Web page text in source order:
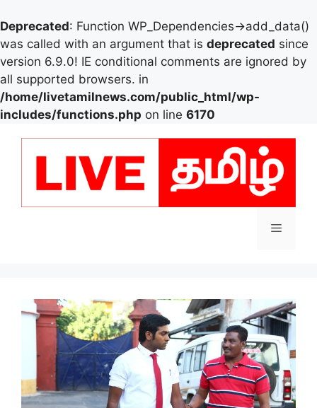
Deprecated: Function WP_Dependencies->add_data()
was called with an argument that is deprecated since
version 6.9.0! IE conditional comments are ignored by
all supported browsers. in
/home/livetamilnews.com/public_html/wp-
includes/functions.php on line 6170
Menu